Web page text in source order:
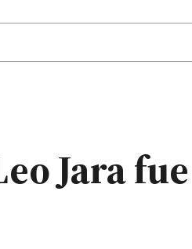
Jara